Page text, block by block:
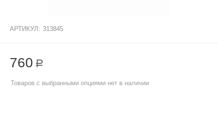
АРТИКУЛ: 313845
760 Р
Товаров с выбранными опциями нет в наличии